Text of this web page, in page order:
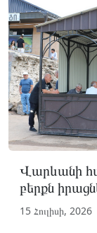
Վարևանի
բերքն
15 Հուլիսի, 2026